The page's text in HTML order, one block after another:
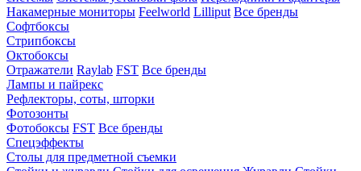
Накамерные мониторы Feelworld Lilliput Все бренды
Софтбоксы
Стрипбоксы
Октобоксы
Отражатели Raylab FST Все бренды
Лампы и пайрекс
Рефлекторы, соты, шторки
Фотозонты
Фотобоксы FST Все бренды
Спецэффекты
Столы для предметной съемки